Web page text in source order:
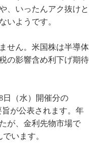
、いったんアク抜けと
いようです。
せん。米国株は半導体
の影響含め利下げ期待
（水）開催分の
旨が公表されます。年
が、金利先物市場で
います。